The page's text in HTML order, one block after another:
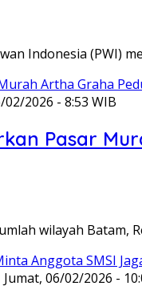
Indonesia
02/2026 - 8:53 WIB
Pasar
wilayah
Jumat, 06/02/2026 -